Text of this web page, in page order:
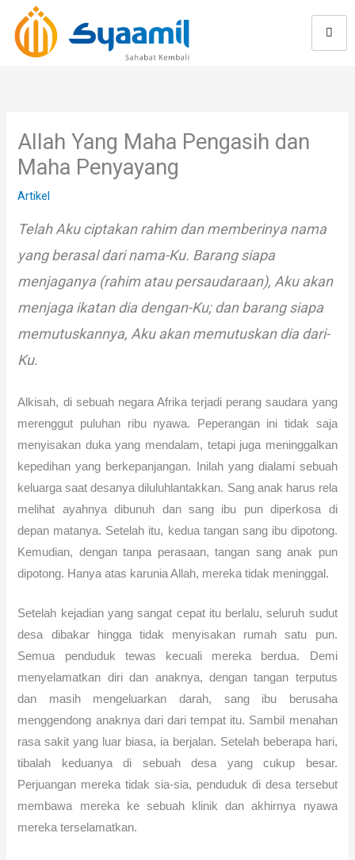
content
Allah Yang Maha Pengasih dan
Maha Penyayang
Artikel
Telah Aku ciptakan rahim dan memberinya nama
yang berasal dari nama-Ku. Barang siapa
menjaganya (rahim atau persaudaraan), Aku akan
menjaga ikatan dia dengan-Ku; dan barang siapa
memutuskannya, Aku akan memutuskan dia dari-
Ku.
Alkisah, di sebuah negara Afrika terjadi perang saudara yang
merenggut puluhan ribu nyawa. Peperangan ini tidak saja
menyisakan duka yang mendalam, tetapi juga meninggalkan
kepedihan yang berkepanjangan. Inilah yang dialami sebuah
keluarga saat desanya diluluhlantakkan. Sang anak harus rela
melihat ayahnya dibunuh dan sang ibu pun diperkosa di
depan matanya. Setelah itu, kedua tangan sang ibu dipotong.
Kemudian, dengan tanpa perasaan, tangan sang anak pun
dipotong. Hanya atas karunia Allah, mereka tidak meninggal.
Setelah kejadian yang sangat cepat itu berlalu, seluruh sudut
desa dibakar hingga tidak menyisakan rumah satu pun.
Semua penduduk tewas kecuali mereka berdua. Demi
menyelamatkan diri dan anaknya, dengan tangan terputus
dan masih mengeluarkan darah, sang ibu berusaha
menggendong anaknya dari dari tempat itu. Sambil menahan
rasa sakit yang luar biasa, ia berjalan. Setelah beberapa hari,
tibalah keduanya di sebuah desa yang cukup besar.
Perjuangan mereka tidak sia-sia, penduduk di desa tersebut
membawa mereka ke sebuah klinik dan akhirnya nyawa
mereka terselamatkan.